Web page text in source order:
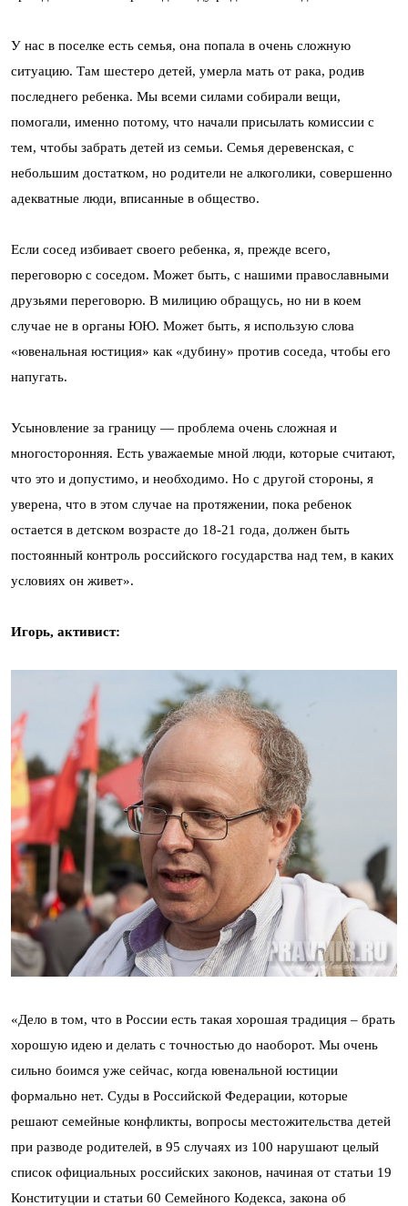
У нас в поселке есть семья, она попала в очень сложную
ситуацию. Там шестеро детей, умерла мать от рака, родив
последнего ребенка. Мы всеми силами собирали вещи,
помогали, именно потому, что начали присылать комиссии с
тем, чтобы забрать детей из семьи. Семья деревенская, с
небольшим достатком, но родители не алкоголики, совершенно
адекватные люди, вписанные в общество.
Если сосед избивает своего ребенка, я, прежде всего,
переговорю с соседом. Может быть, с нашими православными
друзьями переговорю. В милицию обращусь, но ни в коем
случае не в органы ЮЮ. Может быть, я использую слова
«ювенальная юстиция» как «дубину» против соседа, чтобы его
напугать.
Усыновление за границу — проблема очень сложная и
многосторонняя. Есть уважаемые мной люди, которые считают,
что это и допустимо, и необходимо. Но с другой стороны, я
уверена, что в этом случае на протяжении, пока ребенок
остается в детском возрасте до 18-21 года, должен быть
постоянный контроль российского государства над тем, в каких
условиях он живет».
Игорь, активист:
«Дело в том, что в России есть такая хорошая традиция – брать
хорошую идею и делать с точностью до наоборот. Мы очень
сильно боимся уже сейчас, когда ювенальной юстиции
формально нет. Суды в Российской Федерации, которые
решают семейные конфликты, вопросы местожительства детей
при разводе родителей, в 95 случаях из 100 нарушают целый
список официальных российских законов, начиная от статьи 19
Конституции и статьи 60 Семейного Кодекса, закона об